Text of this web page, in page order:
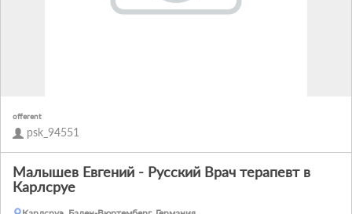
offerent
psk_94551
Малышев Евгений - Русский Врач терапевт в
Карлсруе